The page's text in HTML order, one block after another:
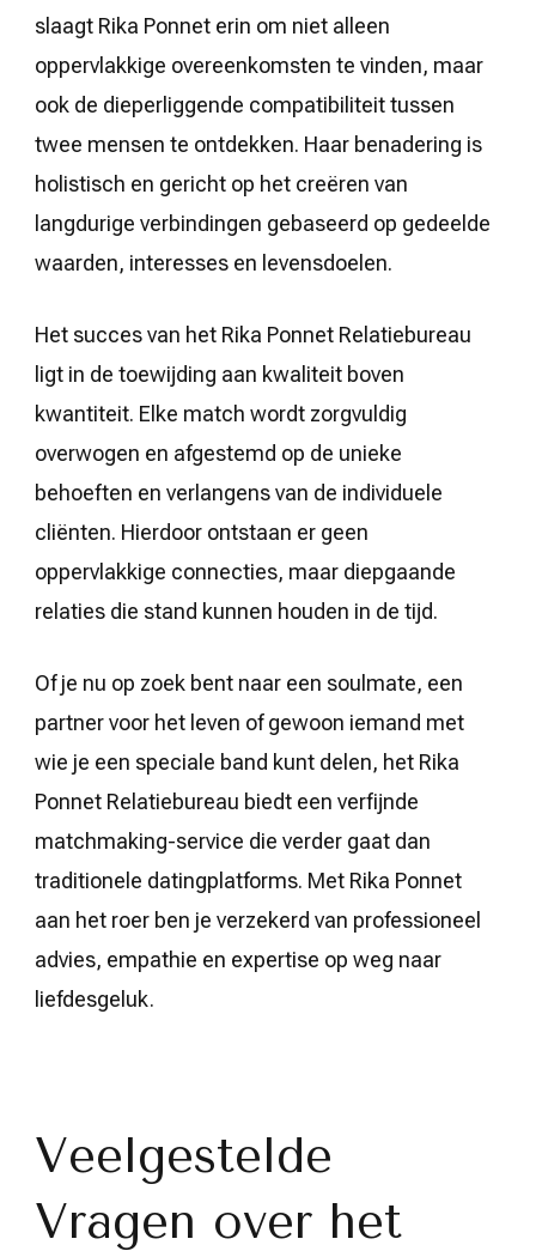
slaagt Rika Ponnet erin om niet alleen
oppervlakkige overeenkomsten te vinden, maar
ook de dieperliggende compatibiliteit tussen
twee mensen te ontdekken. Haar benadering is
holistisch en gericht op het creëren van
langdurige verbindingen gebaseerd op gedeelde
waarden, interesses en levensdoelen.
Het succes van het Rika Ponnet Relatiebureau
ligt in de toewijding aan kwaliteit boven
kwantiteit. Elke match wordt zorgvuldig
overwogen en afgestemd op de unieke
behoeften en verlangens van de individuele
cliënten. Hierdoor ontstaan er geen
oppervlakkige connecties, maar diepgaande
relaties die stand kunnen houden in de tijd.
Of je nu op zoek bent naar een soulmate, een
partner voor het leven of gewoon iemand met
wie je een speciale band kunt delen, het Rika
Ponnet Relatiebureau biedt een verfijnde
matchmaking-service die verder gaat dan
traditionele datingplatforms. Met Rika Ponnet
aan het roer ben je verzekerd van professioneel
advies, empathie en expertise op weg naar
liefdesgeluk.
Veelgestelde
Vragen over het